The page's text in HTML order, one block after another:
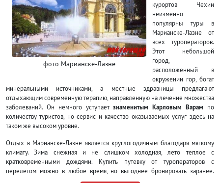
фото Марианске-Лазне
курортов Чехии
неизменно
популярны туры в
Марианске-Лазне от
всех туроператоров.
Этот небольшой
город,
расположенный в
окружении гор, богат
минеральными источниками, а местные здравницы предлагают
отдыхающим современную терапию, направленную на лечение множества
заболеваний. Он немного уступаетзнаменитым Карловым Варам по
количеству туристов, но сервис и качество оказываемых услуг здесь на
таком же высоком уровне.
Отдых в Марианске-Лазне является круглогодичным благодаря мягкому
климату. Зима снежная и не слишком холодная, лето теплое с
кратковременными дождями. Купить путевку от туроператоров с
перелетом можно в любое время, но выгоднее бронировать заранее.
Несмотря на компактность города продвигаться по нему только пешком не